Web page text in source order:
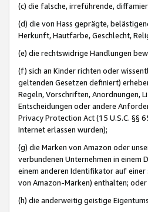
(c) die falsche, irreführende,
(d) die von Hass geprägte,
Herkunft, Hautfarbe, Geschlecht,
(e) die rechtswidrige Handlungen
(f) sich an Kinder richten oder
geltenden Gesetzen definiert)
Regeln, Vorschriften, Anordnungen,
Entscheidungen oder andere
Privacy Protection Act (15 U.S.C. §§
Internet erlassen wurden);
(g) die Marken von Amazon oder
verbundenen Unternehmen in einem
einem anderen Identifikator auf
von Amazon-Marken) enthalten; oder
(h) die anderweitig geistige